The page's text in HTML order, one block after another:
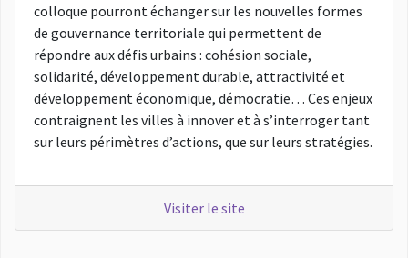
colloque pourront échanger sur les nouvelles formes
de gouvernance territoriale qui permettent de
répondre aux défis urbains : cohésion sociale,
solidarité, développement durable, attractivité et
développement économique, démocratie… Ces enjeux
contraignent les villes à innover et à s’interroger tant
sur leurs périmètres d’actions, que sur leurs stratégies.
Visiter le site